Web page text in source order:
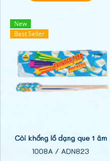
New
Best Seller
Còi khổng lồ dạng que 1 âm
1008A / ADN823